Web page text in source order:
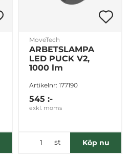
MoveTech
ARBETSLAMPA
LED PUCK V2,
1000 lm
Artikelnr: 177190
545 :-
exkl. moms
st Köp nu